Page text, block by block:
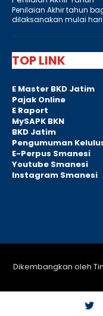
Penilaian Akhir tahun
dilaksanakan mulai hari
TOP LINK
E Master BKD Jatim
Pajak Online
E Raport
MySAPK BKN
BKD Jatim
Pengumuman
E-Perpus Smanesi
Youtube Smanesi
Instagram Smanesi
Dikembangkan oleh